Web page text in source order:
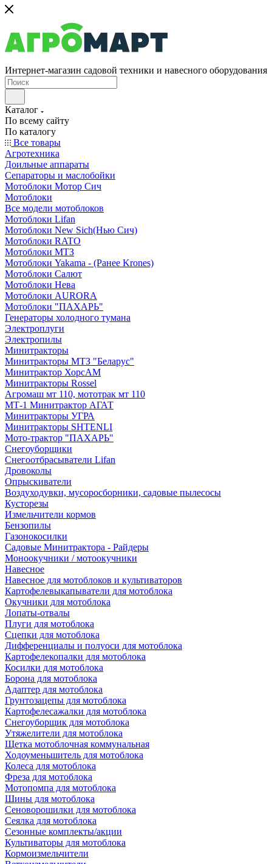
Интернет-магазин садовой техники и навесного оборудования
Каталог
По всему сайту
По каталогу
Все товары
Агротехника
Доильные аппараты
Сепараторы и маслобойки
Мотоблоки Мотор Сич
Мотоблоки
Все модели мотоблоков
Мотоблоки Lifan
Мотоблоки New Sich(Нью Сич)
Мотоблоки RATO
Мотоблоки МТЗ
Мотоблоки Yakama - (Ранее Krones)
Мотоблоки Салют
Мотоблоки Нева
Мотоблоки AURORA
Мотоблоки "ПАХАРЬ"
Генераторы холодного тумана
Электроплуги
Электропилы
Минитракторы
Минитракторы МТЗ "Беларус"
Минитрактор ХорсАМ
Минитракторы Rossel
Агромаш мт 110, мототрак мт 110
МТ-1 Минитрактор АГАТ
Минитракторы УГРА
Минитракторы SHTENLI
Мото-трактор "ПАХАРЬ"
Снегоуборщики
Снегоотбрасыватели Lifan
Дровоколы
Опрыскиватели
Воздуходувки, мусоросборники, cадовые пылесосы
Кусторезы
Измельчители кормов
Бензопилы
Газонокосилки
Садовые Минитрактора - Райдеры
Моноокучники / мотоокучники
Навесное
Навесное для мотоблоков и культиваторов
Картофелевыкапыватели для мотоблока
Окучники для мотоблока
Лопаты-отвалы
Плуги для мотоблока
Сцепки для мотоблока
Дифференциалы и полуоси для мотоблока
Картофелекопалки для мотоблока
Косилки для мотоблока
Борона для мотоблока
Адаптер для мотоблока
Грунтозацепы для мотоблока
Картофелесажалки для мотоблока
Снегоуборщик для мотоблока
Утяжелители для мотоблока
Щетка мотоблочная коммунальная
Ходоуменьшитель для мотоблока
Колеса для мотоблока
Фреза для мотоблока
Мотопомпа для мотоблока
Шины для мотоблока
Сеноворошилки для мотоблока
Сеялка для мотоблока
Сезонные комплекты/акции
Культиваторы для мотоблока
Кормоизмельчители